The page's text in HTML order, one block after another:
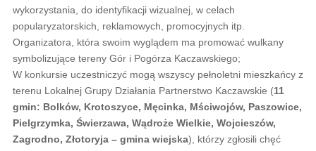
wykorzystania, do identyfikacji wizualnej, w celach
popularyzatorskich, reklamowych, promocyjnych itp.
Organizatora, która swoim wyglądem ma promować wulkany
symbolizujące tereny Gór i Pogórza Kaczawskiego;
W konkursie uczestniczyć mogą wszyscy pełnoletni mieszkańcy z
terenu Lokalnej Grupy Działania Partnerstwo Kaczawskie (11
gmin: Bolków, Krotoszyce, Męcinka, Mściwojów, Paszowice,
Pielgrzymka, Świerzawa, Wądroże Wielkie, Wojcieszów,
Zagrodno, Złotoryja – gmina wiejska), którzy zgłosili chęć